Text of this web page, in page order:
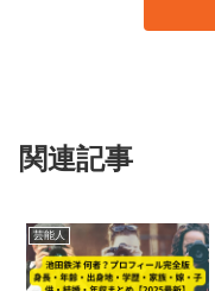
関連記事
芸能人